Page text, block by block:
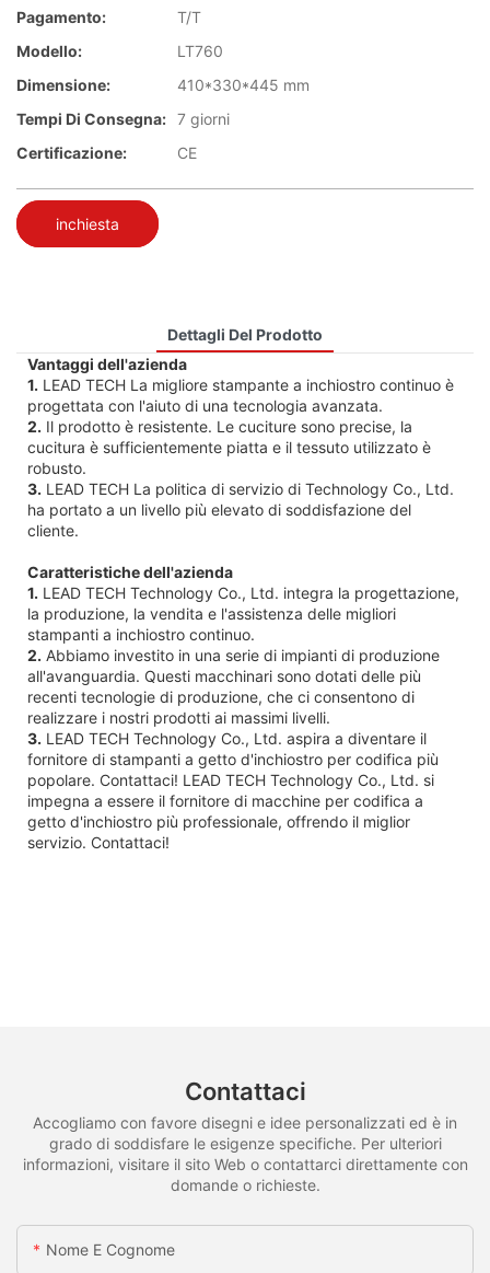
Pagamento:
T/T
Modello:
LT760
Dimensione:
410*330*445 mm
Tempi Di Consegna: 7 giorni
Certificazione:
CE
inchiesta
Dettagli Del Prodotto
Vantaggi dell'azienda
1. LEAD TECH La migliore stampante a inchiostro continuo è
progettata con l'aiuto di una tecnologia avanzata.
2. Il prodotto è resistente. Le cuciture sono precise, la
cucitura è sufficientemente piatta e il tessuto utilizzato è
robusto.
3. LEAD TECH La politica di servizio di Technology Co., Ltd.
ha portato a un livello più elevato di soddisfazione del
cliente.
Caratteristiche dell'azienda
1. LEAD TECH Technology Co., Ltd. integra la progettazione,
la produzione, la vendita e l'assistenza delle migliori
stampanti a inchiostro continuo.
2. Abbiamo investito in una serie di impianti di produzione
all'avanguardia. Questi macchinari sono dotati delle più
recenti tecnologie di produzione, che ci consentono di
realizzare i nostri prodotti ai massimi livelli.
3. LEAD TECH Technology Co., Ltd. aspira a diventare il
fornitore di stampanti a getto d'inchiostro per codifica più
popolare. Contattaci! LEAD TECH Technology Co., Ltd. si
impegna a essere il fornitore di macchine per codifica a
getto d'inchiostro più professionale, offrendo il miglior
servizio. Contattaci!
Contattaci
Accogliamo con favore disegni e idee personalizzati ed è in
grado di soddisfare le esigenze specifiche. Per ulteriori
informazioni, visitare il sito Web o contattarci direttamente con
domande o richieste.
Nome E Cognome